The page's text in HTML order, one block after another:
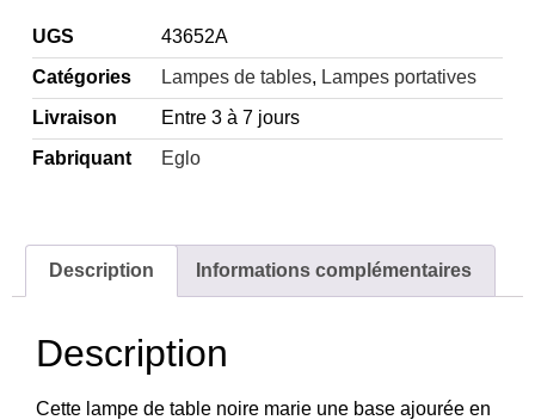
UGS
43652A
Catégories
Lampes de tables, Lampes portatives
Livraison
Entre 3 à 7 jours
Fabriquant
Eglo
Description Informations complémentaires
Description
Cette lampe de table noire marie une base ajourée en